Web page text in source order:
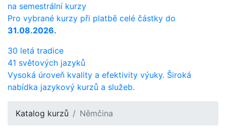
na semestrální kurzy
Pro vybrané kurzy při platbě celé částky do
31.08.2026.
30 letá tradice
41 světových jazyků
Vysoká úroveň kvality a efektivity výuky. Široká
nabídka jazykový kurzů a služeb.
Katalog kurzů Němčina